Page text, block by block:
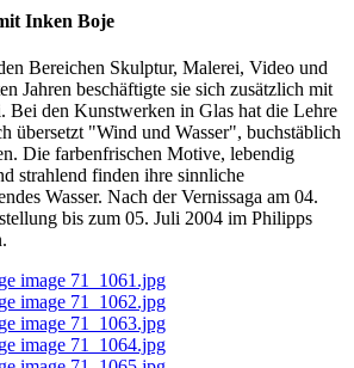
Inken Boje
Bereichen Skulptur, Malerei, Video und
Jahren beschäftigte sie sich zusätzlich mit
Bei den Kunstwerken in Glas hat die Lehre
übersetzt "Wind und Wasser", buchstäblich
Die farbenfrischen Motive, lebendig
strahlend finden ihre sinnliche
Wasser. Nach der Vernissaga am 04.
bis zum 05. Juli 2004 im Philipps